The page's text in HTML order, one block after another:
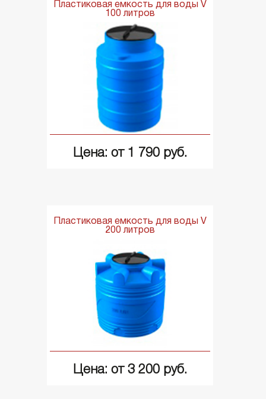
Пластиковая емкость для воды V
100 литров
Цена: от 1 790 руб.
Пластиковая емкость для воды V
200 литров
Цена: от 3 200 руб.